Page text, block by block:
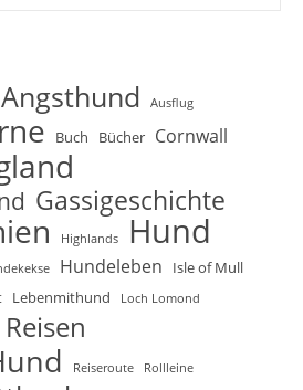
Angsthund Ausflug
Buch Bücher Cornwall
Gassigeschichte
Highlands Hund
Hundeleben Isle of Mull
Lebenmithund Loch Lomond
Reisen
Reiseroute Rollleine